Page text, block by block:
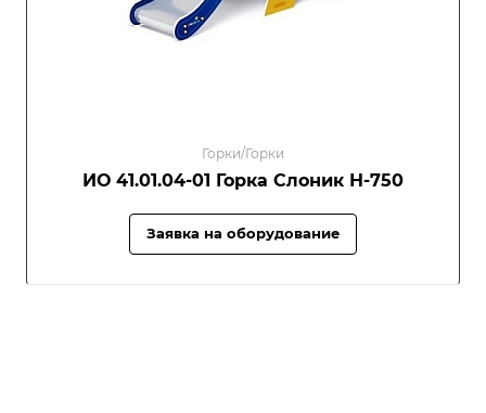
Горки/Горки
ИО 41.01.04-01 Горка Слоник Н-750
Заявка на оборудование